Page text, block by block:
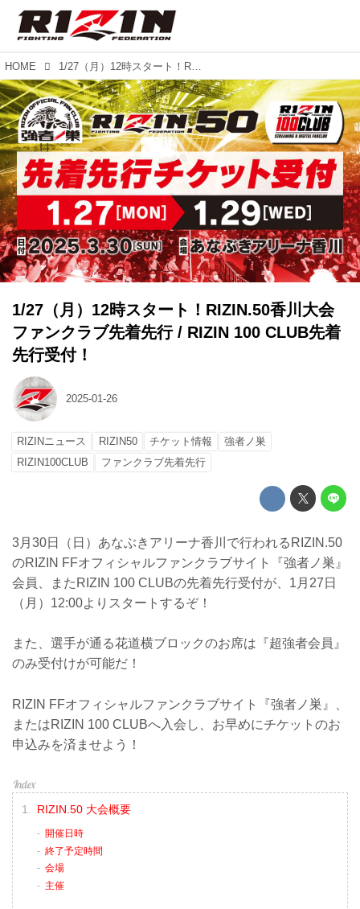
HOME 1/27（月）12時スタート！RIZIN.50香川大会ファンクラブ先着先行 / RIZIN 100 CLUB先着先行受付！
1/27（月）12時スタート！RIZIN.50香川大会
ファンクラブ先着先行 / RIZIN 100 CLUB先着
先行受付！
2025-01-26
RIZINニュース RIZIN50 チケット情報
強者ノ巣
RIZIN100CLUB
ファンクラブ先着先行
3月30日（日）あなぶきアリーナ香川で行われるRIZIN.50
のRIZIN FFオフィシャルファンクラブサイト『強者ノ巣』
会員、またRIZIN 100 CLUBの先着先行受付が、1月27日
（月）12:00よりスタートするぞ！
また、選手が通る花道横ブロックのお席は『超強者会員』
のみ受付けが可能だ！
RIZIN FFオフィシャルファンクラブサイト『強者ノ巣』、
またはRIZIN 100 CLUBへ入会し、お早めにチケットのお
申込みを済ませよう！
RIZIN.50 大会概要
開催日時
終了予定時間
会場
主催